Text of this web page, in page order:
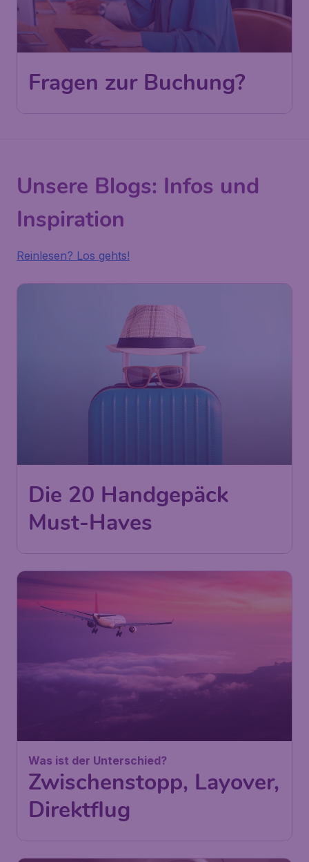
Fragen zur Buchung?
Unsere Blogs: Infos und
Inspiration
Reinlesen? Los gehts!
Die 20 Handgepäck
Must-Haves
Was ist der Unterschied?
Zwischenstopp, Layover,
Direktflug